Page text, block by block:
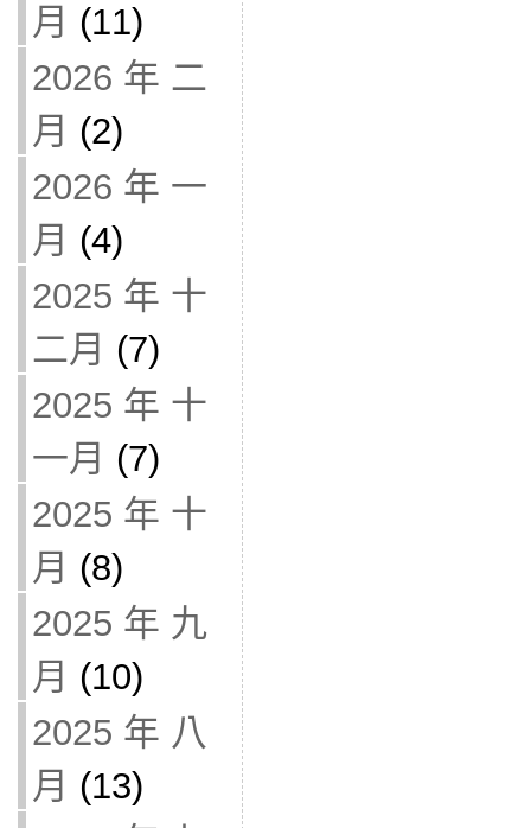
月 (11)
2026 年 二
月 (2)
2026 年 一
月 (4)
2025 年 十
二月 (7)
2025 年 十
一月 (7)
2025 年 十
月 (8)
2025 年 九
月 (10)
2025 年 八
月 (13)